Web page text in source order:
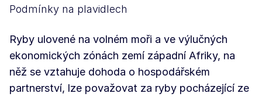
Podmínky na plavidlech
Ryby ulovené na volném moři a ve výlučných
ekonomických zónách zemí západní Afriky, na
něž se vztahuje dohoda o hospodářském
partnerství, lze považovat za ryby pocházející ze